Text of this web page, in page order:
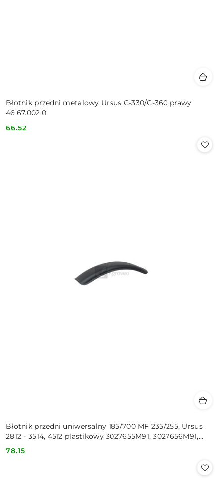
Błotnik przedni metalowy Ursus C-330/C-360 prawy
46.67.002.0
Cena:
66.52
Błotnik przedni uniwersalny 185/700 MF 235/255, Ursus
2812 - 3514, 4512 plastikowy 3027655M91, 3027656M91,
Cena:
78.15